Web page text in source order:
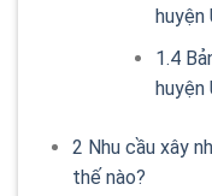
huyện
1.4
huyện
2 Nhu cầu xây
thế nào?